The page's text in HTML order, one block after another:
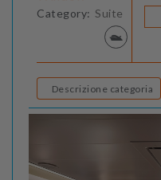
Category: Suite
Descrizione categoria